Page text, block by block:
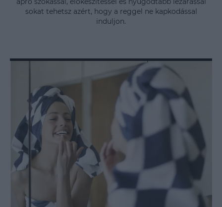
sokat tehetsz azért, hogy a reggel ne kapkodással
induljon.